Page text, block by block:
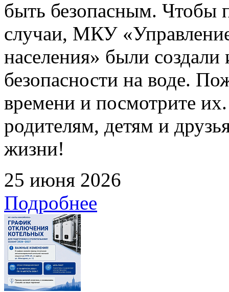
быть безопасным. Чтобы
случаи, МКУ
населения» были
безопасности на воде.
времени и посмотрите
родителям, детям и
жизни!
25 июня 2026
Подробнее